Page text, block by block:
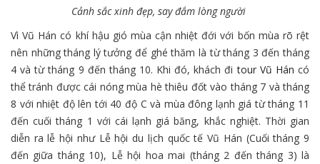
Cảnh sắc xinh đẹp, say đắm lòng người
Vì Vũ Hán có khí hậu gió mùa cận nhiệt đới với bốn mùa rõ rệt
nên những tháng lý tưởng để ghé thăm là từ tháng 3 đến tháng
4 và từ tháng 9 đến tháng 10. Khi đó, khách đitour Vũ Hán có
thể tránh được cái nóng mùa hè thiêu đốt vào tháng 7 và tháng
8 với nhiệt độ lên tới 40 độ C và mùa đông lạnh giá từ tháng 11
đến cuối tháng 1 với cái lạnh giá băng, khắc nghiệt. Thời gian
diễn ra lễ hội như Lễ hội du lịch quốc tế Vũ Hán (Cuối tháng 9
đến giữa tháng 10), Lễ hội hoa mai (tháng 2 đến tháng 3) là